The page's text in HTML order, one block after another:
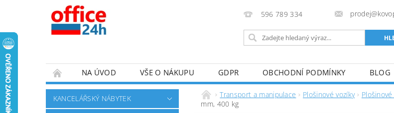
596 789 334
NA ÚVOD VŠE O NÁKUPU GDPR OBCHODNÍ PODMÍNKY BLOG
KANCELÁŘSKÝ NÁBYTEK Transport a manipulace Plošinové vozíky
mm, 400 kg